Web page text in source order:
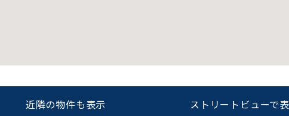
スムーズにご案内できます
0120-620-213
近隣の物件も表示 ストリートビューで